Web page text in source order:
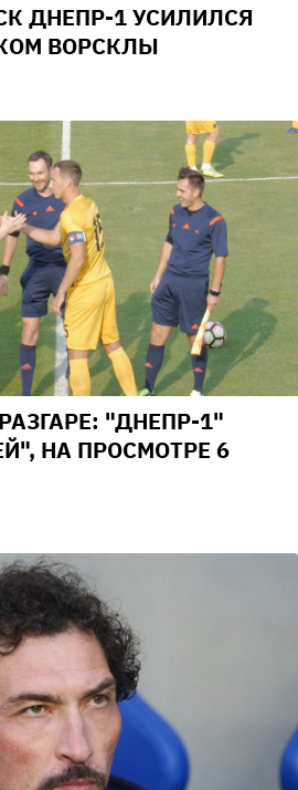
ДНЕПР-1 УСИЛИЛСЯ
ВОРСКЛЫ
"ДНЕПР-1"
НА ПРОСМОТРЕ 6